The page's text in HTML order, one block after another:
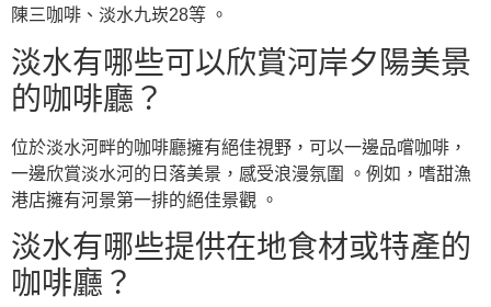
陳三咖啡、淡水九崁28等 。
淡水有哪些可以欣賞河岸夕陽美景
的咖啡廳？
位於淡水河畔的咖啡廳擁有絕佳視野，可以一邊品嚐咖啡，
一邊欣賞淡水河的日落美景，感受浪漫氛圍 。例如，嗜甜漁
港店擁有河景第一排的絕佳景觀 。
淡水有哪些提供在地食材或特產的
咖啡廳？